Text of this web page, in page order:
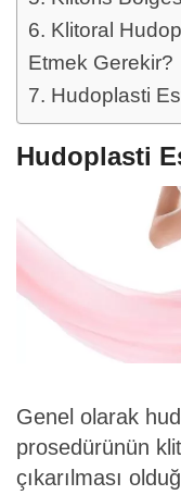
Klitoral
Etmek Gerekir?
Hudoplasti
Hudoplasti
Genel olarak
prosedürünün
çıkarılması